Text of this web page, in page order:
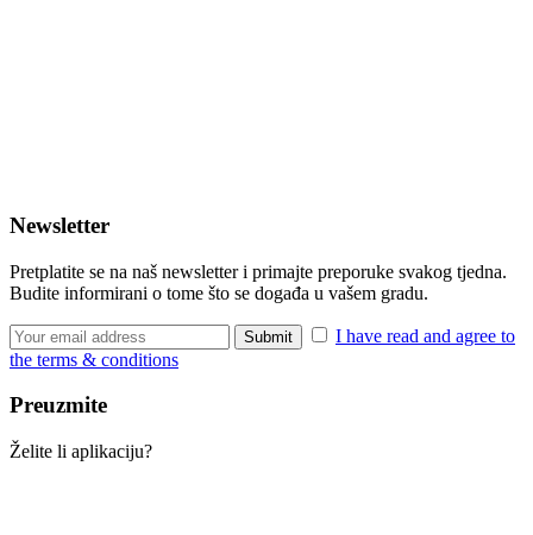
Newsletter
Pretplatite se na naš newsletter i primajte preporuke svakog tjedna.
Budite informirani o tome što se događa u vašem gradu.
I have read and agree to
the terms & conditions
Preuzmite
Želite li aplikaciju?